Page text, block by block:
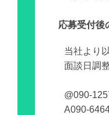
応募受付後
当社より
面談日調
@090-
A090-